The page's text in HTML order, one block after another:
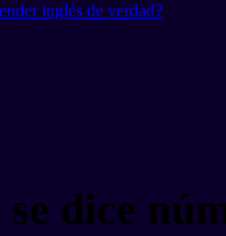
inglés de verdad?
se dice